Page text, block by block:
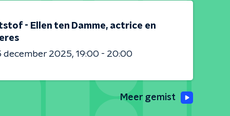
- Ellen ten Damme, actrice en
december 2025 19:00 - 20:00
Meer gemist